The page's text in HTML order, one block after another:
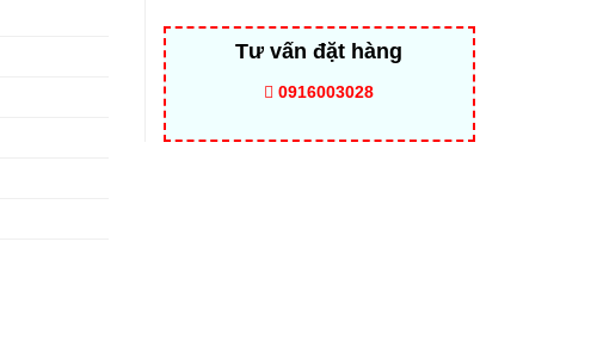
Tư vấn đặt hàng
0916003028